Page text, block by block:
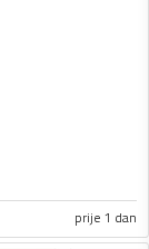
prije 1 dan